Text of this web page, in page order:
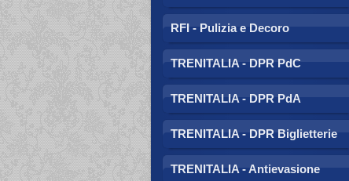
RFI - Pulizia e Decoro
TRENITALIA - DPR PdC
TRENITALIA - DPR PdA
TRENITALIA - DPR Biglietterie
TRENITALIA - Antievasione